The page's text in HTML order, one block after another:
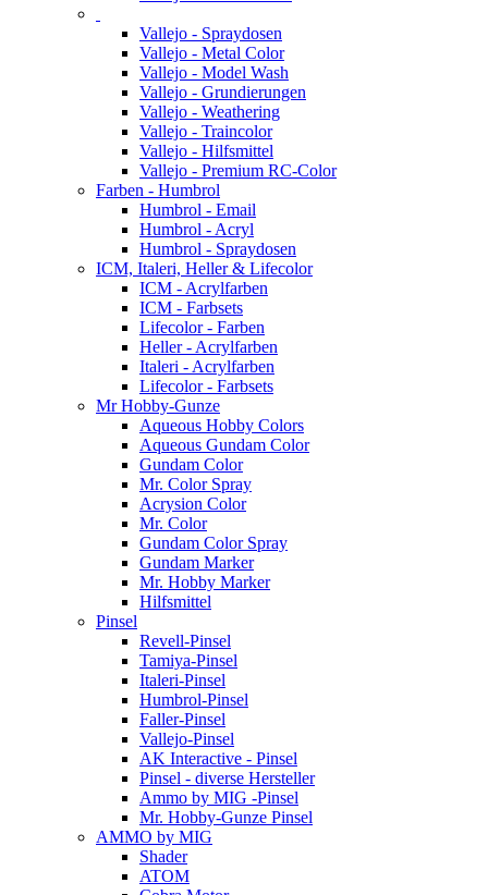
Vallejo - Spraydosen
Vallejo - Metal Color
Vallejo - Model Wash
Vallejo - Grundierungen
Vallejo - Weathering
Vallejo - Traincolor
Vallejo - Hilfsmittel
Vallejo - Premium RC-Color
Farben - Humbrol
Humbrol - Email
Humbrol - Acryl
Humbrol - Spraydosen
ICM, Italeri, Heller & Lifecolor
ICM - Acrylfarben
ICM - Farbsets
Lifecolor - Farben
Heller - Acrylfarben
Italeri - Acrylfarben
Lifecolor - Farbsets
Mr Hobby-Gunze
Aqueous Hobby Colors
Aqueous Gundam Color
Gundam Color
Mr. Color Spray
Acrysion Color
Mr. Color
Gundam Color Spray
Gundam Marker
Mr. Hobby Marker
Hilfsmittel
Pinsel
Revell-Pinsel
Tamiya-Pinsel
Italeri-Pinsel
Humbrol-Pinsel
Faller-Pinsel
Vallejo-Pinsel
AK Interactive - Pinsel
Pinsel - diverse Hersteller
Ammo by MIG -Pinsel
Mr. Hobby-Gunze Pinsel
AMMO by MIG
Shader
ATOM